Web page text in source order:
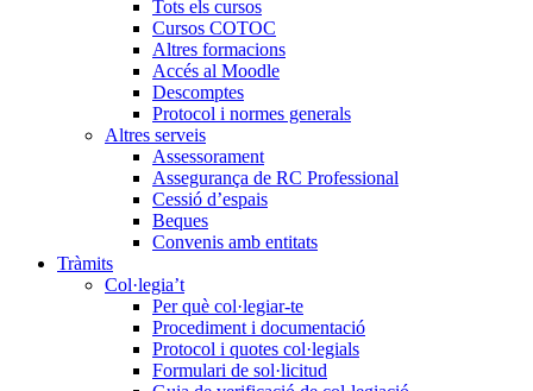
Tots els cursos
Cursos COTOC
Altres formacions
Accés al Moodle
Descomptes
Protocol i normes generals
Altres serveis
Assessorament
Assegurança de RC Professional
Cessió d’espais
Beques
Convenis amb entitats
Tràmits
Col·legia’t
Per què col·legiar-te
Procediment i documentació
Protocol i quotes col·legials
Formulari de sol·licitud